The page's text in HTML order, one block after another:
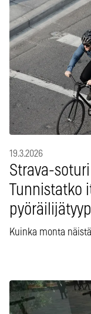
19.3.2026
Strava-
Tunnistatko
Kuinka monta